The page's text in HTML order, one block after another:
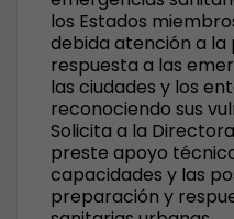
los Estados
debida atención a
respuesta a las
las ciudades y los
reconociendo sus
Solicita a la
preste apoyo
capacidades y las
preparación y